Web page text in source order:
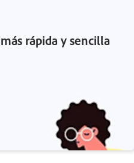
rápida y sencilla